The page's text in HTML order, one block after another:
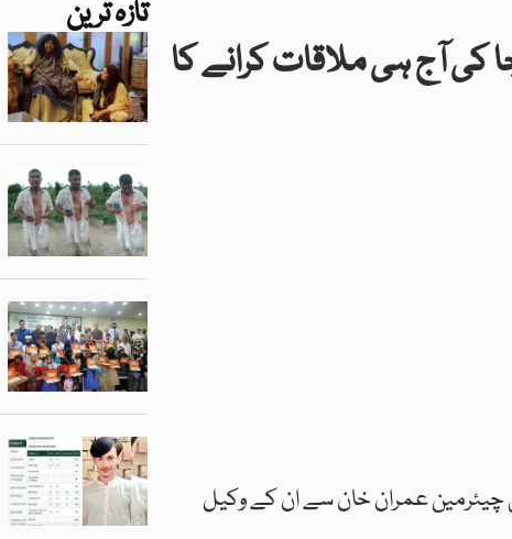
تازہ ترین
کی آج ہی ملاقات کرانے کا
چیئرمین عمران خان سے ان کے وکیل